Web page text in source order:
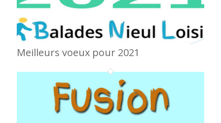
Meilleurs voeux pour 2021